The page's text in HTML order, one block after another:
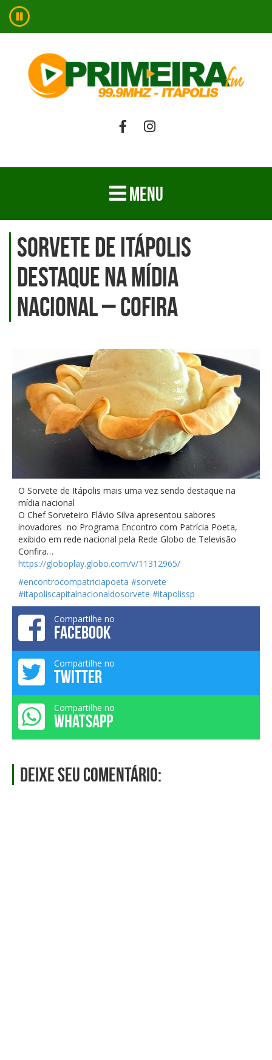
MENU
Sorvete de Itápolis
destaque na mídia
nacional – Cofira
O Sorvete de Itápolis mais uma vez sendo destaque na
mídia nacional
O Chef Sorveteiro Flávio Silva apresentou sabores
inovadores no Programa Encontro com Patrícia Poeta,
exibido em rede nacional pela Rede Globo de Televisão
Confira…
https://globoplay.globo.com/v/11312965/
#encontrocompatriciapoeta #sorvete
#itapoliscapitalnacionaldosorvete #itapolissp
Compartilhe no
FACEBOOK
Compartilhe no
TWITTER
Compartilhe no
WHATSAPP
Deixe seu comentário: